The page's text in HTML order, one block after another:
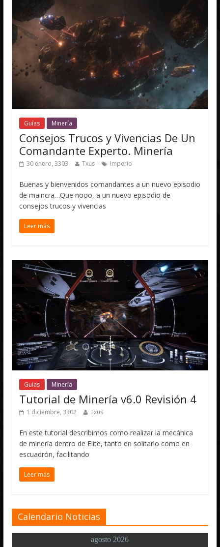
Guías Minería
Consejos Trucos y Vivencias De Un
Comandante Experto. Minería
30 enero, 3303 Txus Imperio
Buenas y bienvenidos comandantes a un nuevo episodio
de maincra…Que nooo, a un nuevo episodio de
consejos trucos y vivencias
Leer más
Guías Minería
Tutorial de Minería v6.0 Revisión 4
1 diciembre, 3302 Txus
En este tutorial describimos como realizar la mecánica
de minería dentro de Elite, tanto en solitario como en
escuadrón, facilitando
Leer más
Calendario Noticias
agosto 2026